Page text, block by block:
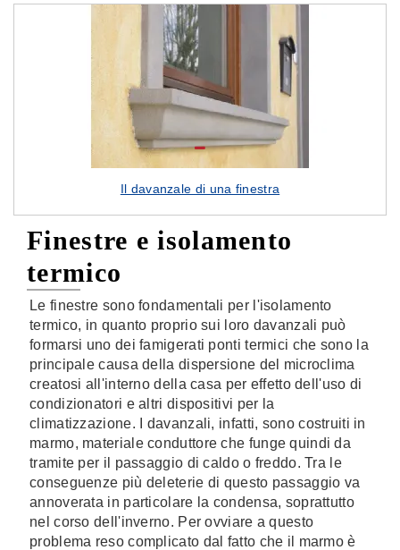
Il davanzale di una finestra
Finestre e isolamento
termico
Le finestre sono fondamentali per l'isolamento
termico, in quanto proprio sui loro davanzali può
formarsi uno dei famigerati ponti termici che sono la
principale causa della dispersione del microclima
creatosi all'interno della casa per effetto dell'uso di
condizionatori e altri dispositivi per la
climatizzazione. I davanzali, infatti, sono costruiti in
marmo, materiale conduttore che funge quindi da
tramite per il passaggio di caldo o freddo. Tra le
conseguenze più deleterie di questo passaggio va
annoverata in particolare la condensa, soprattutto
nel corso dell'inverno. Per ovviare a questo
problema reso complicato dal fatto che il marmo è